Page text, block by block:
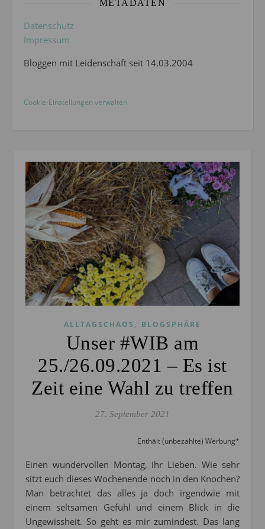
METADATEN
Datenschutz
Impressum
Bloggen mit Leidenschaft seit 14.03.2004
Cookie-Einstellungen verwalten
ALLTAGSCHAOS , BLOGSPHÄRE
Unser #WIB am
25./26.09.2021 – Es ist
Zeit eine Wahl zu treffen
27. September 2021
Enthält (unbezahlte) Werbung*
Einen wundervollen Montag, ihr Lieben. Wie sehr
sitzt euch dieses Wochenende noch in den Knochen?
Man betrachtet das alles ja doch irgendwie mit
einem seltsamen Gefühl und einem Blick in die
Ungewissheit. So geht es mir zumindest. Das lang